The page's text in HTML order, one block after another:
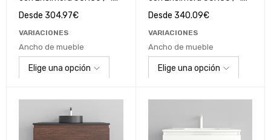
Cajón / Roble Cartagena
Desde 304.97€
VARIACIONES
Ancho de mueble
Cajón / Roble Nogal
Desde 340.09€
VARIACIONES
Ancho de mueble